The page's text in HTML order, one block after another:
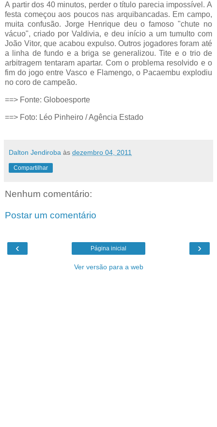
A partir dos 40 minutos, perder o título parecia impossível. A
festa começou aos poucos nas arquibancadas. Em campo,
muita confusão. Jorge Henrique deu o famoso "chute no
vácuo", criado por Valdivia, e deu início a um tumulto com
João Vitor, que acabou expulso. Outros jogadores foram até
a linha de fundo e a briga se generalizou. Tite e o trio de
arbitragem tentaram apartar. Com o problema resolvido e o
fim do jogo entre Vasco e Flamengo, o Pacaembu explodiu
no coro de campeão.
==> Fonte: Globoesporte
==> Foto: Léo Pinheiro / Agência Estado
Dalton Jendiroba às dezembro 04, 2011
Compartilhar
Nenhum comentário:
Postar um comentário
‹ ›
Página inicial
Ver versão para a web